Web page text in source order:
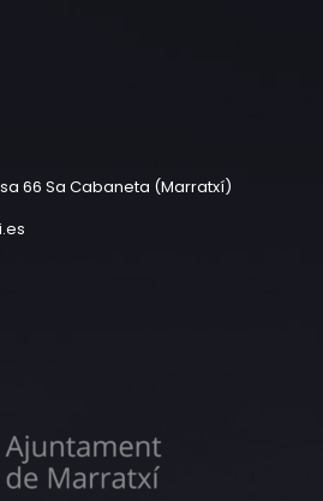
66 Sa Cabaneta (Marratxí)